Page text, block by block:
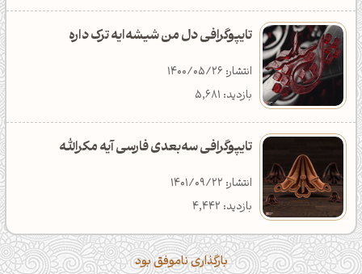
تایپوگرافی دل من شیشه‌ایه ترک داره
انتشار: 1400/05/26
بازدید: 5,681
تایپوگرافی سه‌بعدی فارسی آیه مکرالله
انتشار: 1401/09/22
بازدید: 4,442
بارگذاری ناموفق بود